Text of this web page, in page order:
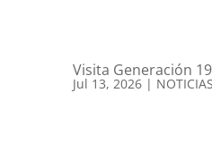
Visita Generación
Jul 13, 2026| NOTICIAS